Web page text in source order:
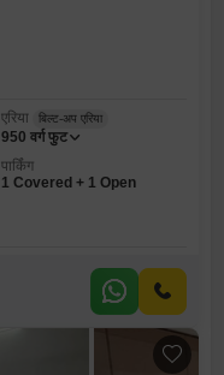
एरिया बिल्ट-अप एरिया
950 वर्ग फुट
पार्किंग
1 Covered + 1 Open